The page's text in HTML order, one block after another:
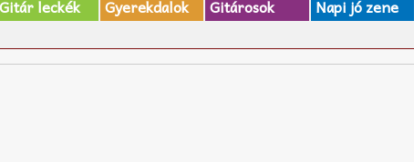
Gitár leckék Gyerekdalok Gitárosok Napi jó zene